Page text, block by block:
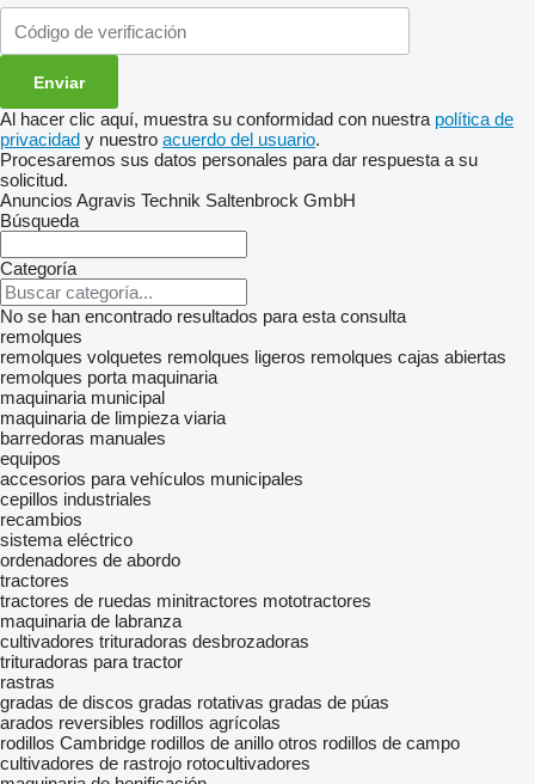
Al hacer clic aquí, muestra su conformidad con nuestra política de
privacidad y nuestro acuerdo del usuario.
Procesaremos sus datos personales para dar respuesta a su
solicitud.
Anuncios Agravis Technik Saltenbrock GmbH
Búsqueda
Categoría
No se han encontrado resultados para esta consulta
remolques
remolques volquetes remolques ligeros remolques cajas abiertas
remolques porta maquinaria
maquinaria municipal
maquinaria de limpieza viaria
barredoras manuales
equipos
accesorios para vehículos municipales
cepillos industriales
recambios
sistema eléctrico
ordenadores de abordo
tractores
tractores de ruedas minitractores mototractores
maquinaria de labranza
cultivadores trituradoras desbrozadoras
trituradoras para tractor
rastras
gradas de discos gradas rotativas gradas de púas
arados reversibles rodillos agrícolas
rodillos Cambridge rodillos de anillo otros rodillos de campo
cultivadores de rastrojo rotocultivadores